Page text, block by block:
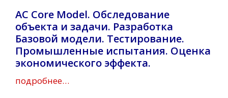
AC Core Model. Обследование
объекта и задачи. Разработка
Базовой модели. Тестирование.
Промышленные испытания. Оценка
экономического эффекта.
подробнее…